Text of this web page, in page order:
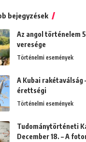
bejegyzések
Az angol történelem
veresége
Történelmi események
A Kubai rakétaválság
érettségi
Történelmi események
Tudománytörténeti
December 18. – A